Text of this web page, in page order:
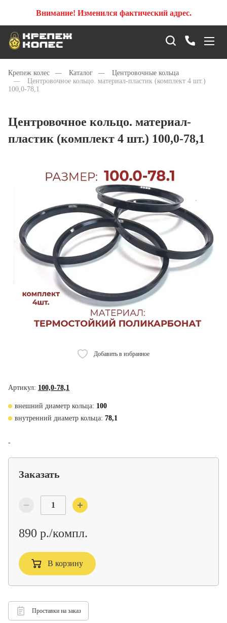
Внимание! Изменился фактический адрес.
Крепеж колес — Каталог —
Центровочные кольца
—
Центровочное кольцо. материал-пластик (комплект 4 шт.)
100,0-78,1
Центровочное кольцо. материал-
пластик (комплект 4 шт.) 100,0-78,1
Добавить в избранное
Артикул: 100,0-78,1
внешний диаметр кольца: 100
внутренний диаметр кольца: 78,1
-
Заказать
890 р./компл.
В корзину
Проставки на заказ